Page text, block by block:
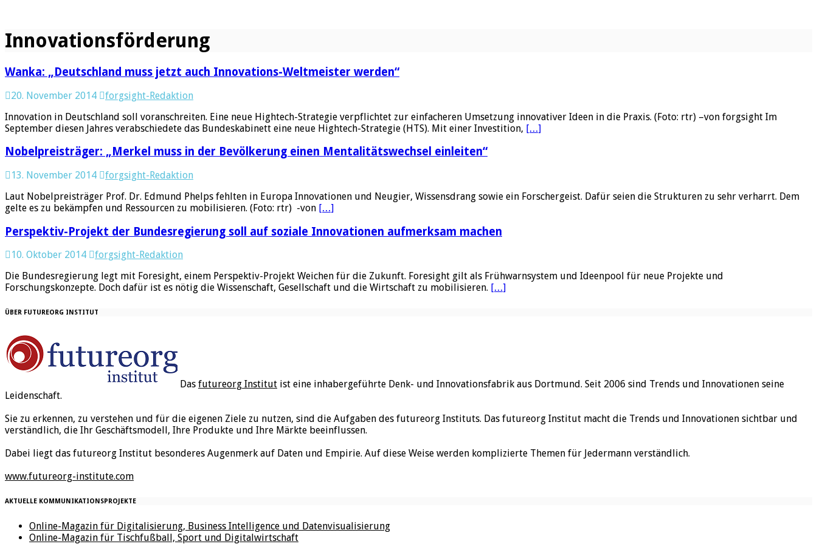
Innovationsförderung
Wanka: „Deutschland muss jetzt auch Innovations-Weltmeister werden“
20. November 2014
forgsight-Redaktion
Innovation in Deutschland soll voranschreiten. Eine neue Hightech-Strategie verpflichtet zur einfacheren Umsetzung innovativer Ideen in die Praxis. (Foto: rtr) –von forgsight Im
September diesen Jahres verabschiedete das Bundeskabinett eine neue Hightech-Strategie (HTS). Mit einer Investition, […]
Nobelpreisträger: „Merkel muss in der Bevölkerung einen Mentalitätswechsel einleiten“
13. November 2014
forgsight-Redaktion
Laut Nobelpreisträger Prof. Dr. Edmund Phelps fehlten in Europa Innovationen und Neugier, Wissensdrang sowie ein Forschergeist. Dafür seien die Strukturen zu sehr verharrt. Dem
gelte es zu bekämpfen und Ressourcen zu mobilisieren. (Foto: rtr) -von […]
Perspektiv-Projekt der Bundesregierung soll auf soziale Innovationen aufmerksam machen
10. Oktober 2014
forgsight-Redaktion
Die Bundesregierung legt mit Foresight, einem Perspektiv-Projekt Weichen für die Zukunft. Foresight gilt als Frühwarnsystem und Ideenpool für neue Projekte und
Forschungskonzepte. Doch dafür ist es nötig die Wissenschaft, Gesellschaft und die Wirtschaft zu mobilisieren. […]
ÜBER FUTUREORG INSTITUT
Das futureorg Institut ist eine inhabergeführte Denk- und Innovationsfabrik aus Dortmund. Seit 2006 sind Trends und Innovationen seine
Leidenschaft.
Sie zu erkennen, zu verstehen und für die eigenen Ziele zu nutzen, sind die Aufgaben des futureorg Instituts. Das futureorg Institut macht die Trends und Innovationen sichtbar und
verständlich, die Ihr Geschäftsmodell, Ihre Produkte und Ihre Märkte beeinflussen.
Dabei liegt das futureorg Institut besonderes Augenmerk auf Daten und Empirie. Auf diese Weise werden komplizierte Themen für Jedermann verständlich.
www.futureorg-institute.com
AKTUELLE KOMMUNIKATIONSPROJEKTE
Online-Magazin für Digitalisierung, Business Intelligence und Datenvisualisierung
Online-Magazin für Tischfußball, Sport und Digitalwirtschaft